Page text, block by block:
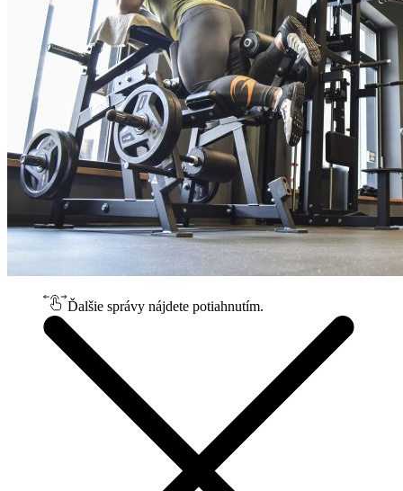
Ďalšie správy nájdete potiahnutím.